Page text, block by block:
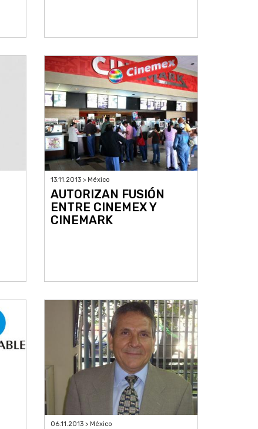
13.11.2013 > México
AUTORIZAN FUSIÓN
ENTRE CINEMEX Y
CINEMARK
06.11.2013 > México